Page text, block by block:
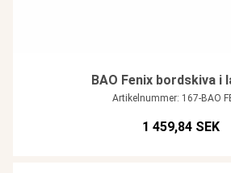
BAO Fenix bordskiva i
Artikelnummer: 167-BAO
1 459,84 SEK